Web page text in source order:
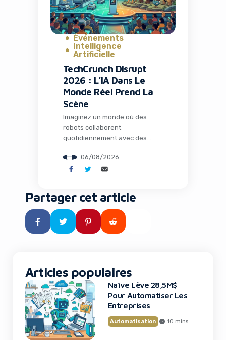
Événements
Intelligence
Artificielle
TechCrunch Disrupt
2026 : L’IA Dans Le
Monde Réel Prend La
Scène
Imaginez un monde où des
robots collaborent
quotidiennement avec des
l’intelligence artificielle opère
loin de tout cloud dans des
où des espèces éteintes depuis
des millénaires pourraient
fouler à nouveau notre planète
grâce à la biologie de synthèse.
Ce n’est plus de la science-
06/08/2026
Partager cet article
Articles populaires
Naïve Lève 28,5M$
Pour Automatiser Les
Entreprises
Automatisation 10 mins